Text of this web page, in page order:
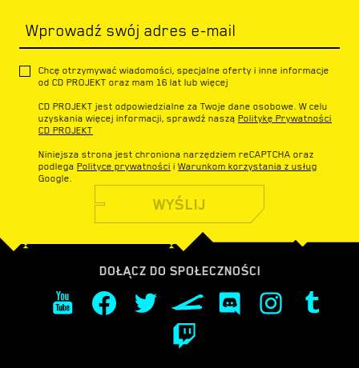
Wprowadź swój adres e-mail
Chcę otrzymywać wiadomości, specjalne oferty i inne informacje
od CD PROJEKT oraz mam 16 lat lub więcej
CD PROJEKT jest odpowiedzialne za Twoje dane osobowe. W celu
uzyskania więcej informacji, sprawdź naszą Politykę Prywatności
CD PROJEKT
Niniejsza strona jest chroniona narzędziem reCAPTCHA oraz
podlega Polityce prywatności i Warunkom korzystania z usług
Google.
WYŚLIJ
DOŁĄCZ DO SPOŁECZNOŚCI